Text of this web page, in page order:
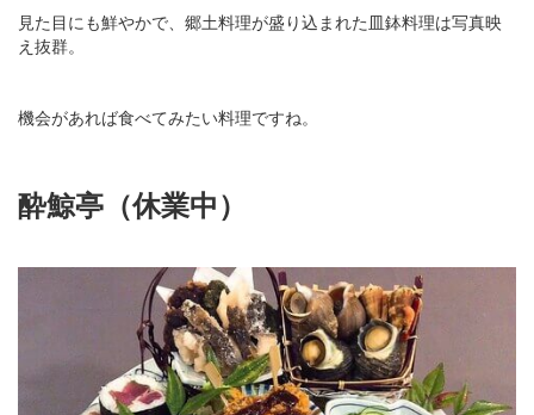
見た目にも鮮やかで、郷土料理が盛り込まれた皿鉢料理は写真映
え抜群。
機会があれば食べてみたい料理ですね。
酔鯨亭（休業中）